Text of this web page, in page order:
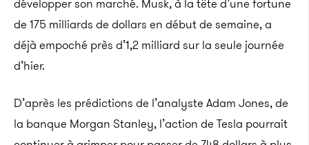
développer son marché. Musk, à la tête d’une fortune
de 175 milliards de dollars en début de semaine, a
déjà empoché près d’1,2 milliard sur la seule journée
d’hier.
D’après les prédictions de l’analyste Adam Jones, de
la banque Morgan Stanley, l’action de Tesla pourrait